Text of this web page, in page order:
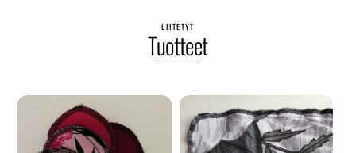
LIITETYT
Tuotteet